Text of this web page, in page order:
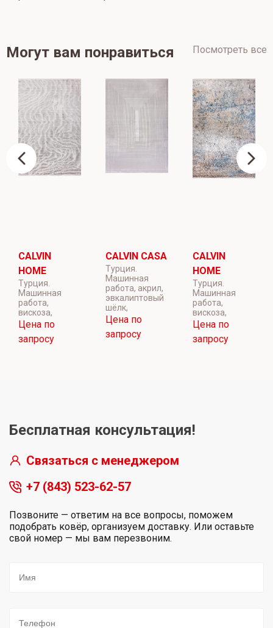
Могут вам понравиться Посмотреть все
CALVIN
HOME
Турция.
Машинная
работа,
вискоза,
Цена по
запросу
CALVIN CASA
Турция.
Машинная
работа, акрил,
эвкалиптовый
шёлк,
Цена по
запросу
CALVIN
HOME
Турция.
Машинная
работа,
вискоза,
Цена по
запросу
Бесплатная консультация!
Связаться с менеджером
+7 (843) 523-62-57
Позвоните — ответим на все вопросы, поможем
подобрать ковёр, организуем доставку. Или оставьте
свой номер — мы вам перезвоним.